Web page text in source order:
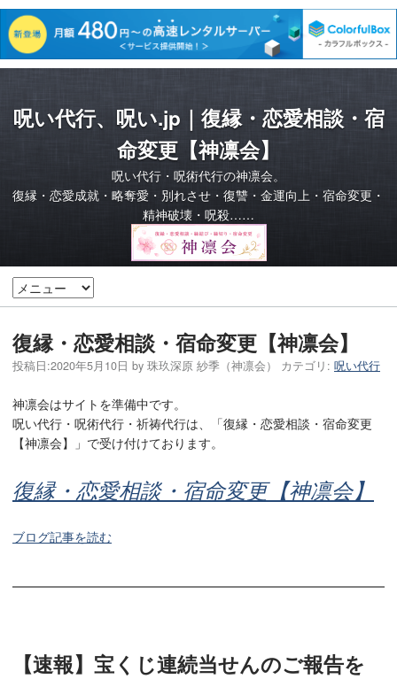
呪い代行、呪い.jp｜復縁・恋愛相談・宿
命変更【神凛会】
呪い代行・呪術代行の神凛会。
復縁・恋愛成就・略奪愛・別れさせ・復讐・金運向上・宿命変更・
精神破壊・呪殺……
復縁・恋愛相談・宿命変更【神凛会】
投稿日:2020年5月10日 by 珠玖深原 紗季（神凛会） カテゴリ: 呪い代行
神凛会はサイトを準備中です。
呪い代行・呪術代行・祈祷代行は、「復縁・恋愛相談・宿命変更
【神凛会】」で受け付けております。
復縁・恋愛相談・宿命変更【神凛会】
ブログ記事を読む
【速報】宝くじ連続当せんのご報告を